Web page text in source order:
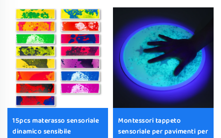
15pcs materasso sensoriale
dinamico sensibile
Montessori tappeto
sensoriale per pavimenti per